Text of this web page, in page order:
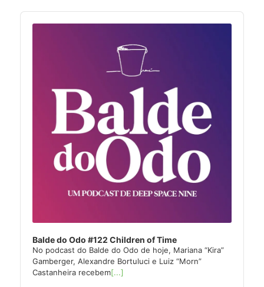
Audio
Player
Balde do Odo #122 Children of Time
No podcast do Balde do Odo de hoje, Mariana “Kira”
Gamberger, Alexandre Bortuluci e Luiz “Morn”
Castanheira recebem[...]